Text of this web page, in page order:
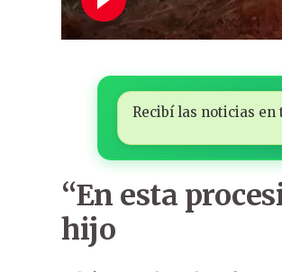
Recibí las noticias en
“En esta
hijo